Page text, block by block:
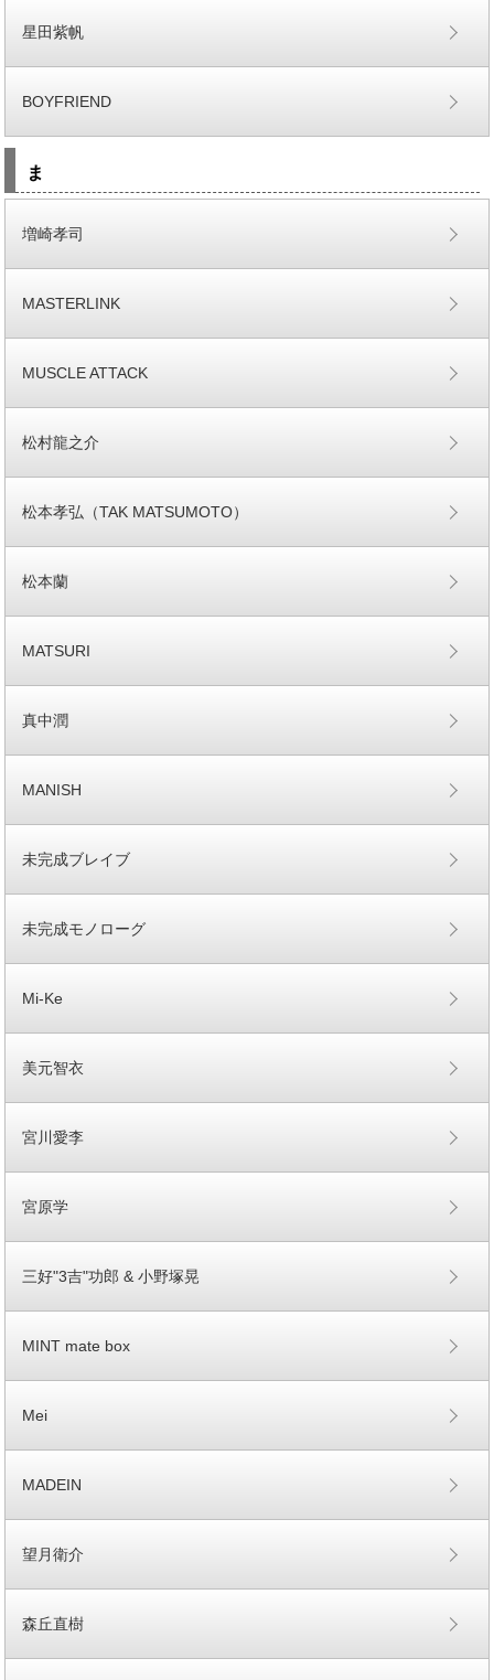
星田紫帆
BOYFRIEND
ま
増崎孝司
MASTERLINK
MUSCLE ATTACK
松村龍之介
松本孝弘（TAK MATSUMOTO）
松本蘭
MATSURI
真中潤
MANISH
未完成ブレイブ
未完成モノローグ
Mi-Ke
美元智衣
宮川愛李
宮原学
三好"3吉"功郎 & 小野塚晃
MINT mate box
Mei
MADEIN
望月衛介
森丘直樹